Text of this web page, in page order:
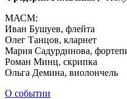
МАСМ:
Иван Бушуев, флейта
Олег Танцов, кларнет
Мария Садурдинова,
Роман Минц, скрипка
Ольга Демина, виолончель
О событии